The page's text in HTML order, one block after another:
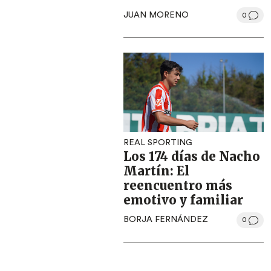
JUAN MORENO 0
REAL SPORTING
Los 174 días de Nacho
Martín: El
reencuentro más
emotivo y familiar
BORJA FERNÁNDEZ 0